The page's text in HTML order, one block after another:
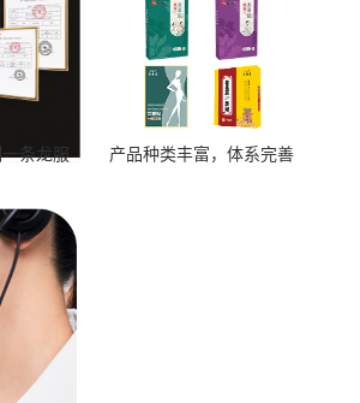
条龙服
产品种类丰富，体系完善